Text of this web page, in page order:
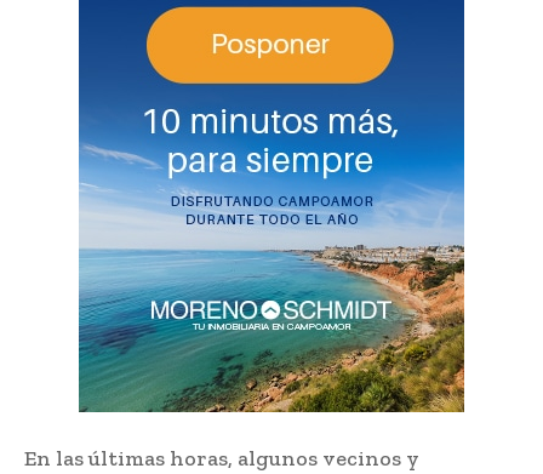
En las últimas horas, algunos vecinos y